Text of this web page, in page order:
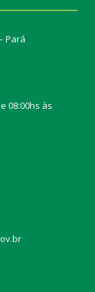
Pará
08:00hs às